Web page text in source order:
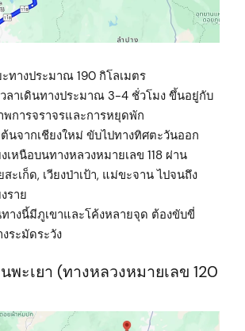
ะทางประมาณ 190 กิโลเมตร
วลาเดินทางประมาณ 3-4 ชั่วโมง ขึ้นอยู่กับ
พการจราจรและการหยุดพัก
ต้นจากเชียงใหม่ ขับไปทางทิศตะวันออก
งเหนือบนทางหลวงหมายเลข 118 ผ่าน
สะเก็ด, เวียงป่าเป้า, แม่ขะจาน ไปจนถึง
ราย
ทางนี้มีภูเขาและโค้งหลายจุด ต้องขับขี่
งระมัดระวัง
พะเยา (ทางหลวงหมายเลข 120